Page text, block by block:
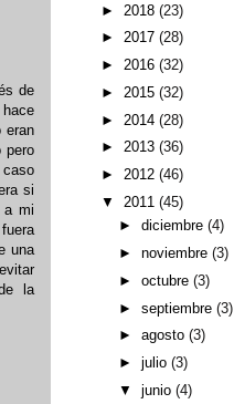
de
eran
pero
caso
si
a mi
una
la
► 2018 (23)
► 2017 (28)
► 2016 (32)
► 2015 (32)
► 2014 (28)
► 2013 (36)
► 2012 (46)
▼ 2011 (45)
► diciembre (4)
► noviembre (3)
► octubre (3)
► septiembre (3)
► agosto (3)
► julio (3)
▼ junio (4)